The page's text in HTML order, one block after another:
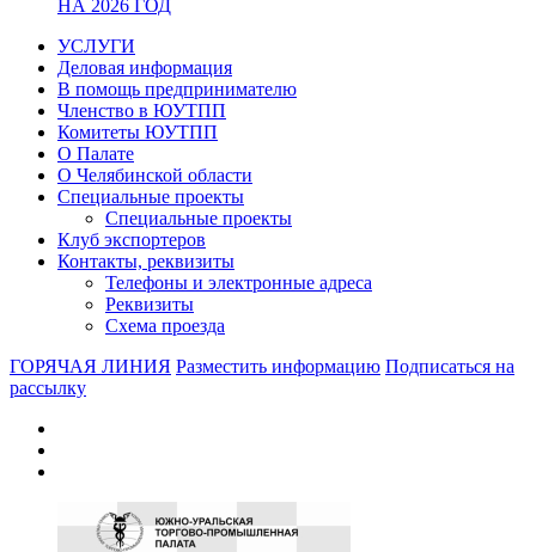
НА 2026 ГОД
УСЛУГИ
Деловая информация
В помощь предпринимателю
Членство в ЮУТПП
Комитеты ЮУТПП
О Палате
О Челябинской области
Специальные проекты
Специальные проекты
Клуб экспортеров
Контакты, реквизиты
Телефоны и электронные адреса
Реквизиты
Схема проезда
ГОРЯЧАЯ ЛИНИЯ Разместить информацию Подписаться на
рассылку